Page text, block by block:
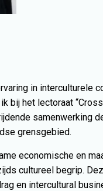
in interculturele
bij het lectoraat
samenwerking
grensgebied.
economische en
cultureel begrip.
en intercultural